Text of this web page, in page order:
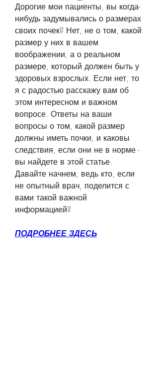
Дорогие мои пациенты, вы когда-
нибудь задумывались о размерах
своих почек? Нет, не о том, какой
размер у них в вашем
воображении, а о реальном
размере, который должен быть у
здоровых взрослых. Если нет, то
я с радостью расскажу вам об
этом интересном и важном
вопросе. Ответы на ваши
вопросы о том, какой размер
должны иметь почки, и каковы
следствия, если они не в норме -
вы найдете в этой статье.
Давайте начнем, ведь кто, если
не опытный врач, поделится с
вами такой важной
информацией?
ПОДРОБНЕЕ ЗДЕСЬ